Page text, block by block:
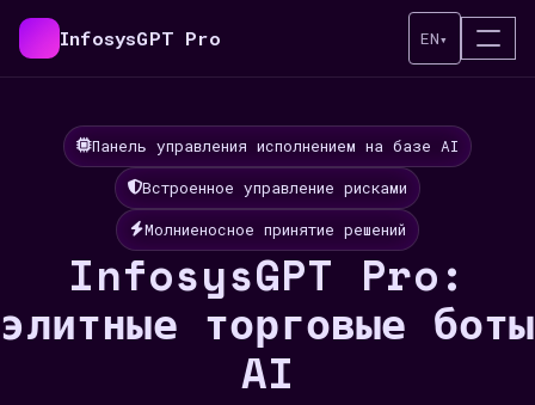
InfosysGPT Pro EN▾
Панель управления исполнением на базе AI
Встроенное управление рисками
Молниеносное принятие решений
InfosysGPT Pro:
элитные торговые боты
AI